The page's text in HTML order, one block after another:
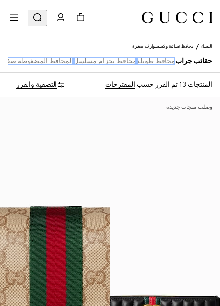
النساء محافظ نسائية وإكسسوارات صغيرة
حقائب جراب محافظ طويلة محافظ بحزام مسلسل المحافظ المضغوطة
المنتجات 13 تم الفرز حسب المقترحات التصفية والفرز
وصلت منتجات جديدة